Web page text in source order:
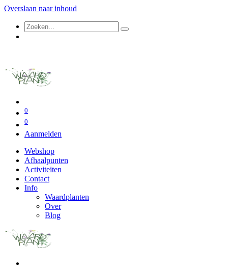
Overslaan naar inhoud
0
0
Aanmelden
Webshop
Afhaalpunten
Activiteiten
Contact
Info
Waardplanten
Over
Blog